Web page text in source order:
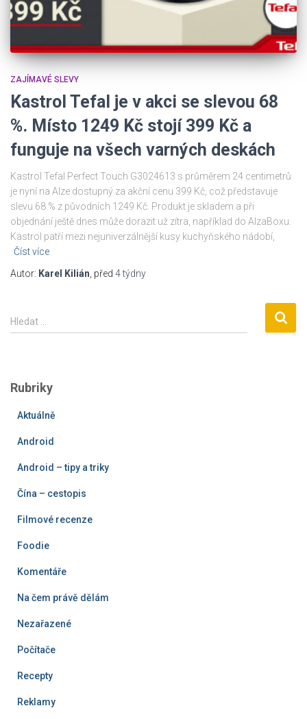
ZAJÍMAVÉ SLEVY
Kastrol Tefal je v akci se slevou 68
%. Místo 1249 Kč stojí 399 Kč a
funguje na všech varných deskách
Kastrol Tefal Perfect Touch G3024613 s průměrem 24 centimetrů
je nyní na Alze dostupný za akční cenu 399 Kč, což představuje
slevu 68 % z původních 1249 Kč. Produkt je skladem a při
objednání ještě dnes může dorazit už zítra, například do AlzaBoxu.
Kastrol patří mezi nejuniverzálnější kusy kuchyňského nádobí,
Číst více
Autor: Karel Kilián , před 4 týdny
V
y
d
Hledat …
Rubriky
Aktuálně
Android
Android – tipy a triky
Čína – cestopis
Filmové recenze
Foodie
Komentáře
Na čem právě dělám
Nezařazené
Počítače
Recepty
Reklamy